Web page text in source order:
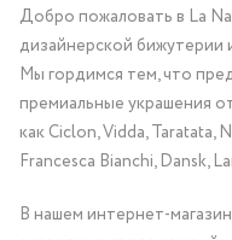
Добро пожаловать в La
дизайнерской бижутерии
Мы гордимся тем, что
премиальные украшения
как Ciclon, Vidda, Taratata,
Francesca Bianchi, Dansk,
В нашем интернет-